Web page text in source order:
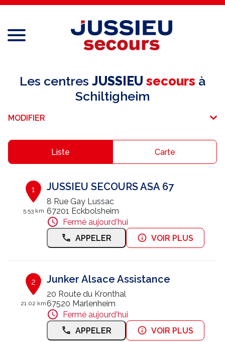
Menu
Réseau national
Services aux professionnels
E-paiement
Une question ?
Nous contacter
Trouver un centre JUSSIEU
Les centres JUSSIEU secours à
Schiltigheim
MODIFIER
Liste Carte
1
5.53 km
JUSSIEU SECOURS ASA 67
8 Rue Gay Lussac
67201 Eckbolsheim
Fermé aujourd'hui
APPELER
VOIR PLUS
2
21.02 km
Junker Alsace Assistance
20 Route du Kronthal
67520 Marlenheim
Fermé aujourd'hui
APPELER
VOIR PLUS